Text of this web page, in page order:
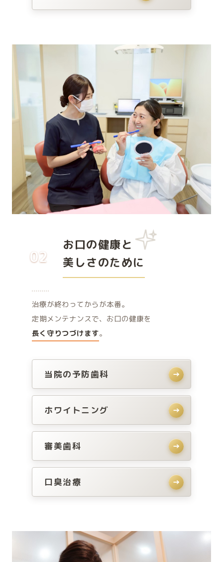
02
お口の健康と
美しさのために
治療が終わってからが本番。
定期メンテナンスで、お口の健康を
長く守りつづけます。
当院の予防歯科 →
ホワイトニング →
審美歯科 →
口臭治療 →